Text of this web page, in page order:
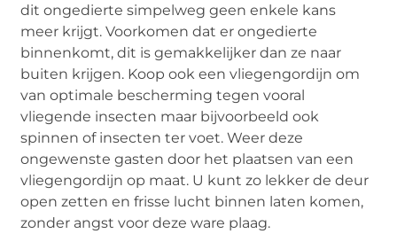
dit ongedierte simpelweg geen enkele kans
meer krijgt. Voorkomen dat er ongedierte
binnenkomt, dit is gemakkelijker dan ze naar
buiten krijgen. Koop ook een vliegengordijn om
van optimale bescherming tegen vooral
vliegende insecten maar bijvoorbeeld ook
spinnen of insecten ter voet. Weer deze
ongewenste gasten door het plaatsen van een
vliegengordijn op maat. U kunt zo lekker de deur
open zetten en frisse lucht binnen laten komen,
zonder angst voor deze ware plaag.